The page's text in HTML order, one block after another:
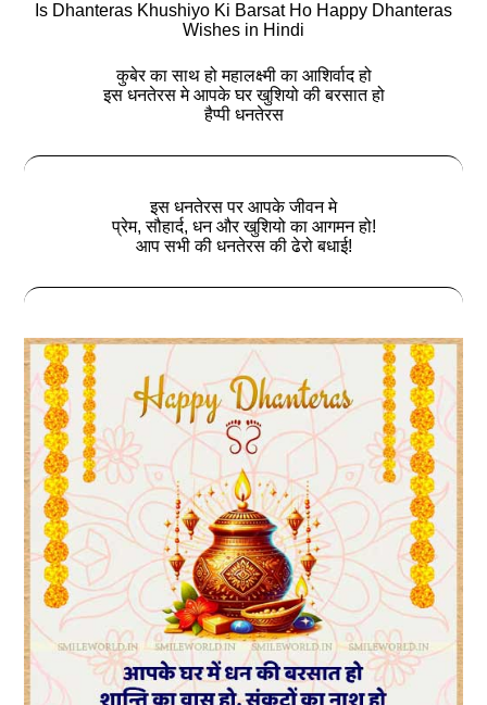
Is Dhanteras Khushiyo Ki Barsat Ho Happy Dhanteras
Wishes in Hindi
कुबेर का साथ हो महालक्ष्मी का आशिर्वाद हो
इस धनतेरस मे आपके घर खुशियो की बरसात हो
हैप्पी धनतेरस
इस धनतेरस पर आपके जीवन मे
प्रेम, सौहार्द, धन और खुशियो का आगमन हो!
आप सभी की धनतेरस की ढेरो बधाई!